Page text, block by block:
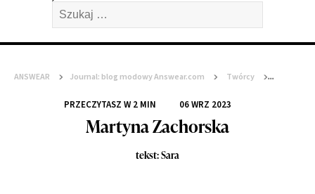
Szukaj:
ANSWEAR > Journal: blog modowy Answear.com > Twórcy >
PRZECZYTASZ W 2 MIN 06 WRZ 2023
Martyna Zachorska
tekst: Sara